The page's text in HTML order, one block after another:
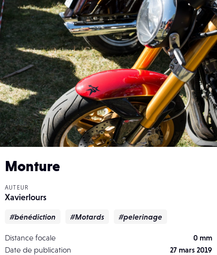
Monture
AUTEUR
Xavierlours
#bénédiction #Motards #pelerinage
Distance focale
0 mm
Date de publication
27 mars 2019